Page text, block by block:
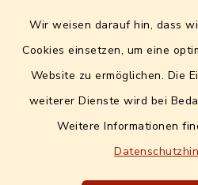
Wir weisen darauf hin, dass
Cookies einsetzen, um eine
Website zu ermöglichen. Die
weiterer Dienste wird bei
Weitere Informationen